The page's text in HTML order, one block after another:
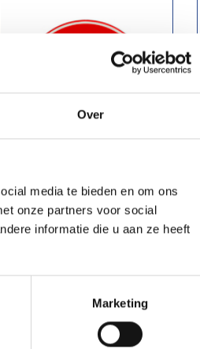
Over
media te bieden en om ons
onze partners voor social
informatie die u aan ze heeft
Marketing
Verkeersbord C22
€ 85,00St.